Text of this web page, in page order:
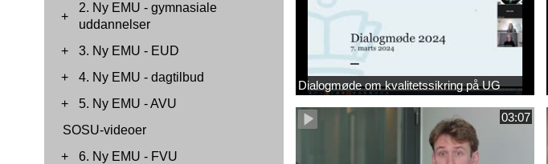
+
2. Ny EMU - gymnasiale
uddannelser
+
3. Ny EMU - EUD
+
4. Ny EMU - dagtilbud
+
5. Ny EMU - AVU
SOSU-videoer
+
6. Ny EMU - FVU
Dialogmøde om kvalitetssikring på UG
03:07